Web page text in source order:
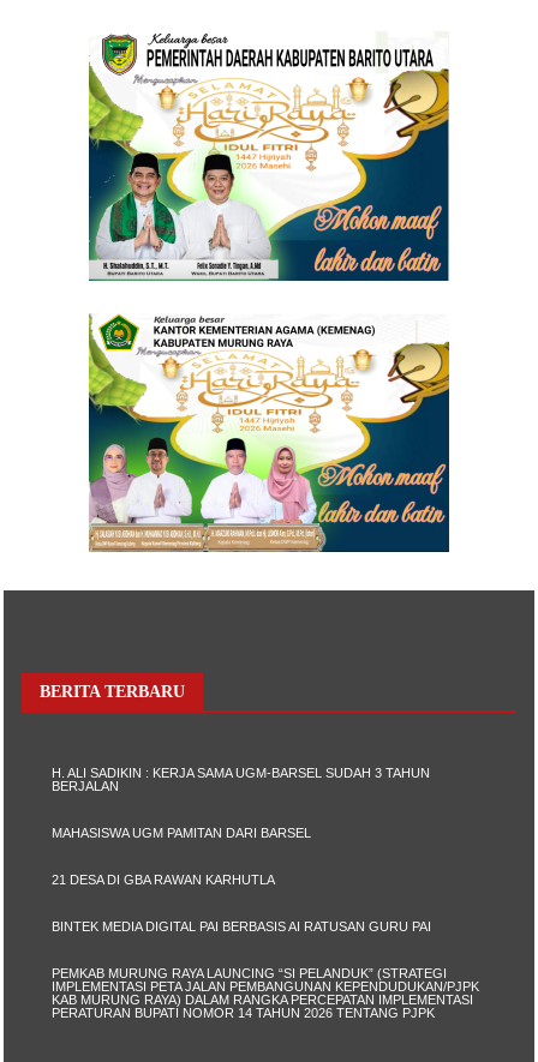
BERITA TERBARU
H. ALI SADIKIN : KERJA SAMA UGM-BARSEL SUDAH 3 TAHUN
BERJALAN
MAHASISWA UGM PAMITAN DARI BARSEL
21 DESA DI GBA RAWAN KARHUTLA
BINTEK MEDIA DIGITAL PAI BERBASIS AI RATUSAN GURU PAI
PEMKAB MURUNG RAYA LAUNCING “SI PELANDUK” (STRATEGI
IMPLEMENTASI PETA JALAN PEMBANGUNAN KEPENDUDUKAN/PJPK
KAB MURUNG RAYA) DALAM RANGKA PERCEPATAN IMPLEMENTASI
PERATURAN BUPATI NOMOR 14 TAHUN 2026 TENTANG PJPK